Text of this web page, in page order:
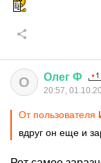
О Олег Ф
20:57,
От пользователя
вдруг он еще и